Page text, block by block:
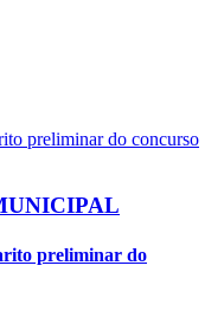
preliminar do